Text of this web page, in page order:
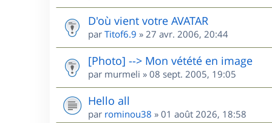
D'où vient votre AVATAR
par Titof6.9 » 27 avr. 2006, 20:44
[Photo] --> Mon vétété en image
par murmeli » 08 sept. 2005, 19:05
Hello all
par rominou38 » 01 août 2026, 18:58